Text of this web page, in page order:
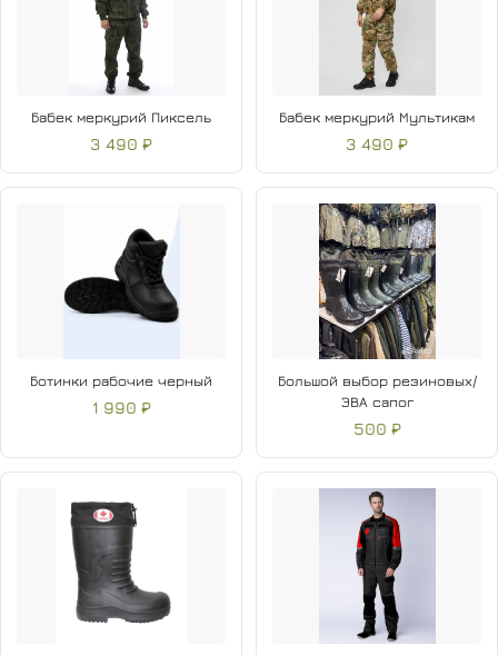
Бабек меркурий Пиксель
3 490 ₽
Бабек меркурий Мультикам
3 490 ₽
Ботинки рабочие черный
1 990 ₽
Большой выбор резиновых/
ЭВА сапог
500 ₽